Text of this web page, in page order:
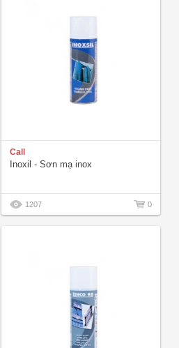
Call
Inoxil - Sơn mạ inox
1207 0